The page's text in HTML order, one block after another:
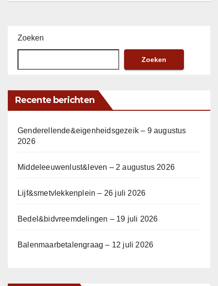
Zoeken
Zoeken
Recente berichten
Genderellende&eigenheidsgezeik – 9 augustus
2026
Middeleeuwenlust&leven – 2 augustus 2026
Lijf&smetvlekkenplein – 26 juli 2026
Bedel&bidvreemdelingen – 19 juli 2026
Balenmaarbetalengraag – 12 juli 2026